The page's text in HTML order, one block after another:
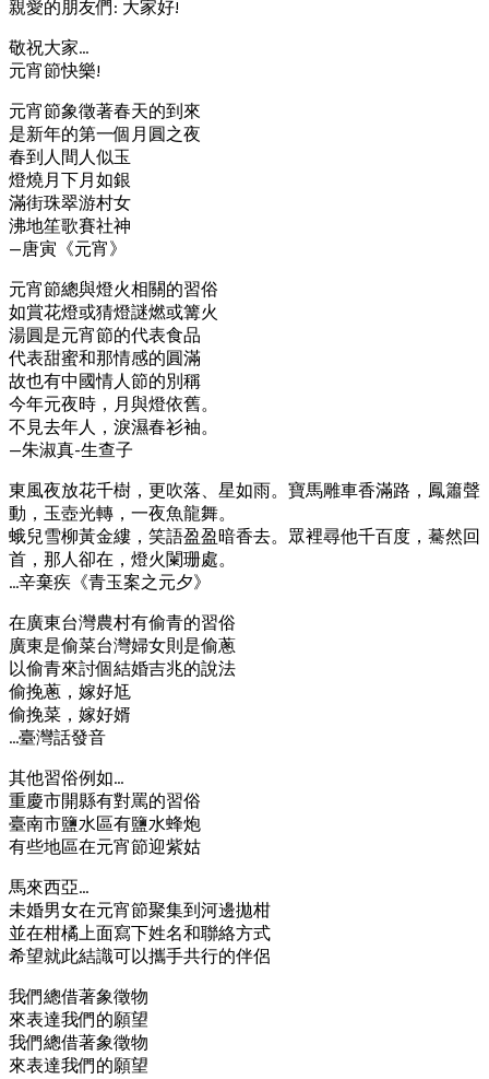
親愛的朋友們: 大家好!
敬祝大家…
元宵節快樂!
元宵節象徵著春天的到來
是新年的第一個月圓之夜
春到人間人似玉
燈燒月下月如銀
滿街珠翠游村女
沸地笙歌賽社神
—唐寅《元宵》
元宵節總與燈火相關的習俗
如賞花燈或猜燈謎燃或篝火
湯圓是元宵節的代表食品
代表甜蜜和那情感的圓滿
故也有中國情人節的別稱
今年元夜時，月與燈依舊。
不見去年人，淚濕春衫袖。
—朱淑真-生查子
東風夜放花千樹，更吹落、星如雨。寶馬雕車香滿路，鳳簫聲
動，玉壺光轉，一夜魚龍舞。
蛾兒雪柳黃金縷，笑語盈盈暗香去。眾裡尋他千百度，驀然回
首，那人卻在，燈火闌珊處。
…辛棄疾《青玉案之元夕》
在廣東台灣農村有偷青的習俗
廣東是偷菜台灣婦女則是偷蔥
以偷青來討個結婚吉兆的說法
偷挽蔥，嫁好尪
偷挽菜，嫁好婿
…臺灣話發音
其他習俗例如…
重慶市開縣有對罵的習俗
臺南市鹽水區有鹽水蜂炮
有些地區在元宵節迎紫姑
馬來西亞…
未婚男女在元宵節聚集到河邊拋柑
並在柑橘上面寫下姓名和聯絡方式
希望就此結識可以攜手共行的伴侶
我們總借著象徵物
來表達我們的願望
我們總借著象徵物
來表達我們的願望